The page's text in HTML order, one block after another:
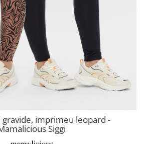
gravide
gravide, imprimeu leopard -
Siggi